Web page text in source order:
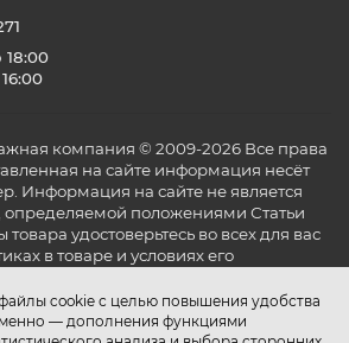
cookie с целью повышения удобства
— дополнения функциями
компания © 2009-2026 Все права
на сайте информация несёт
Информация на сайте не является
определяемой положениями Статьи
удостоверьтесь во всех для вас
в товаре и условиях его